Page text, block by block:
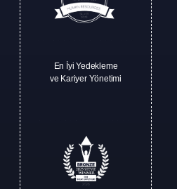
En İyi Yedekleme
ve Kariyer Yönetimi